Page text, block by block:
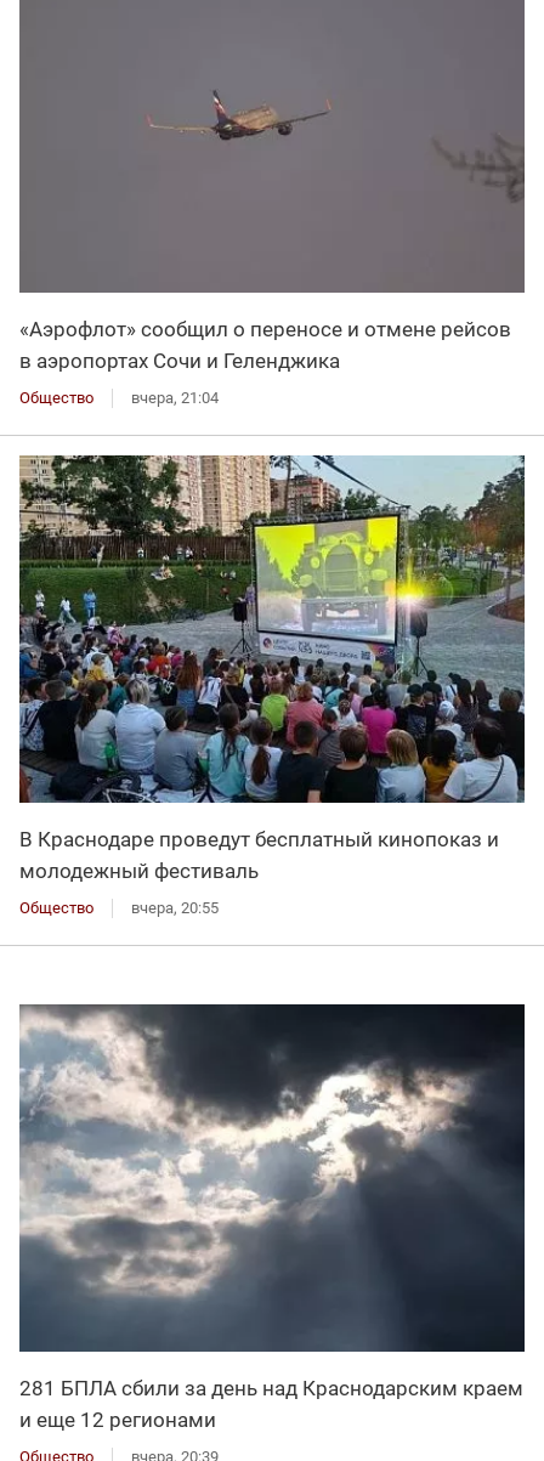
«Аэрофлот» сообщил о переносе и отмене рейсов
в аэропортах Сочи и Геленджика
Общество вчера, 21:04
В Краснодаре проведут бесплатный кинопоказ и
молодежный фестиваль
Общество вчера, 20:55
281 БПЛА сбили за день над Краснодарским краем
и еще 12 регионами
Общество вчера, 20:39